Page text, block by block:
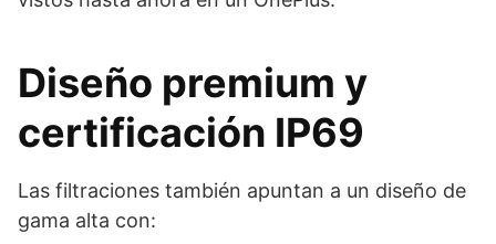
Diseño premium y
certificación IP69
Las filtraciones también apuntan a un diseño de
gama alta con: